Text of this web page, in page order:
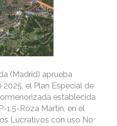
(Madrid) aprueba
el Plan Especial de
establecida
1.5-Roza Martín, en el
Lucrativos con uso No